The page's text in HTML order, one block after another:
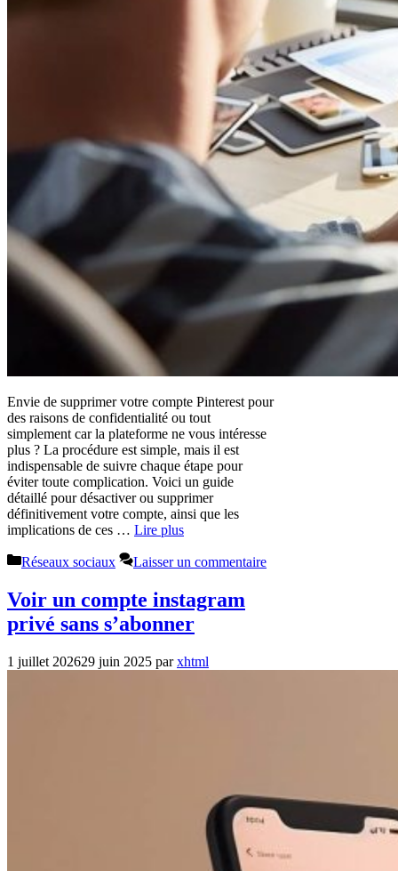
Envie de supprimer votre compte Pinterest pour
des raisons de confidentialité ou tout
simplement car la plateforme ne vous intéresse
plus ? La procédure est simple, mais il est
indispensable de suivre chaque étape pour
éviter toute complication. Voici un guide
détaillé pour désactiver ou supprimer
définitivement votre compte, ainsi que les
implications de ces … Lire plus
Catégories
Réseaux sociaux Laisser un commentaire
Voir un compte instagram
privé sans s’abonner
1 juillet 202629 juin 2025 parxhtml